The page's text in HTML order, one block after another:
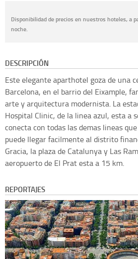
Disponibilidad de precios en nuestros hoteles, a
noche.
DESCRIPCIÓN
Este elegante aparthotel goza de una
Barcelona, en el barrio del Eixample,
arte y arquitectura modernista. La
Hospital Clinic, de la linea azul, esta a
conecta con todas las demas lineas
puede llegar facilmente al distrito
Gracia, la plaza de Catalunya y Las
aeropuerto de El Prat esta a 15 km.
REPORTAJES